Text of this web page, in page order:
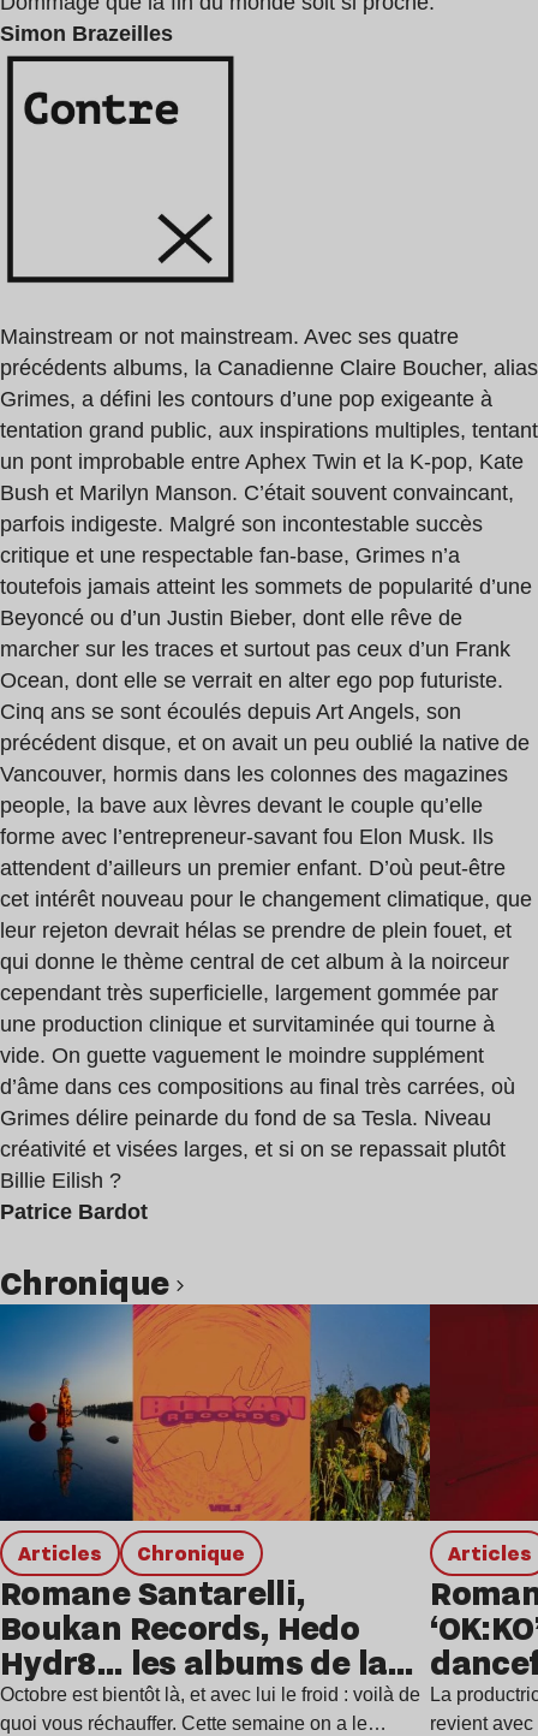
Simon Brazeilles
Mainstream or not mainstream. Avec ses quatre
précédents albums, la Canadienne Claire Boucher, alias
Grimes, a défini les contours d’une pop exigeante à
tentation grand public, aux inspirations multiples, tentant
un pont improbable entre Aphex Twin et la K-pop, Kate
Bush et Marilyn Manson. C’était souvent convaincant,
parfois indigeste. Malgré son incontestable succès
critique et une respectable fan-base, Grimes n’a
toutefois jamais atteint les sommets de popularité d’une
Beyoncé ou d’un Justin Bieber, dont elle rêve de
marcher sur les traces et surtout pas ceux d’un Frank
Ocean, dont elle se verrait en alter ego pop futuriste.
Cinq ans se sont écoulés depuis Art Angels, son
précédent disque, et on avait un peu oublié la native de
Vancouver, hormis dans les colonnes des magazines
people, la bave aux lèvres devant le couple qu’elle
forme avec l’entrepreneur-savant fou Elon Musk. Ils
attendent d’ailleurs un premier enfant. D’où peut-être
cet intérêt nouveau pour le changement climatique, que
leur rejeton devrait hélas se prendre de plein fouet, et
qui donne le thème central de cet album à la noirceur
cependant très superficielle, largement gommée par
une production clinique et survitaminée qui tourne à
vide. On guette vaguement le moindre supplément
d’âme dans ces compositions au final très carrées, où
Grimes délire peinarde du fond de sa Tesla. Niveau
créativité et visées larges, et si on se repassait plutôt
Billie Eilish ?
Patrice Bardot
chronique
Articles chronique
Romane Santarelli,
Boukan Records, Hedo
Hydr8… les albums de la
semaine
Octobre est bientôt là, et avec lui le froid : voilà de
quoi vous réchauffer. Cette semaine on a le…
Articles
La
revient
Lire l’article